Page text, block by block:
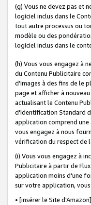
(g) Vous ne devez pas et
logiciel inclus dans le
tout autre processus ou
modèle ou des
logiciel inclus dans le
(h) Vous vous engagez à
du Contenu Publicitaire
d'images à des fins de le
page et afficher à
actualisant le Contenu
d'Identification Standard
application comprend une
vous engagez à nous
vérification du respect de
(i) Vous vous engagez à
Publicitaire à partir de
application moins d'une
sur votre application,
• [insérer le Site